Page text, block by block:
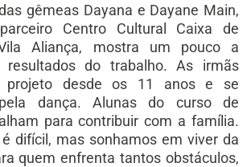
gêmeas Dayana e Dayane Main,
Centro Cultural Caixa de
Aliança, mostra um pouco a
resultados do trabalho. As irmãs
projeto desde os 11 anos e se
dança. Alunas do curso de
para contribuir com a família.
é difícil, mas sonhamos em viver da
quem enfrenta tantos obstáculos,